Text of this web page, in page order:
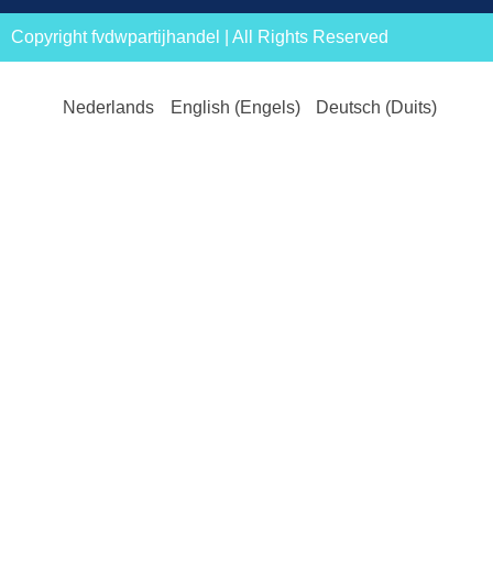
Copyright fvdwpartijhandel | All Rights Reserved
Nederlands English (Engels) Deutsch (Duits)